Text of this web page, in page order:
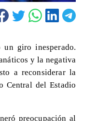
giro inesperado.
y la negativa
a reconsiderar la
Central del Estadio
preocupación al